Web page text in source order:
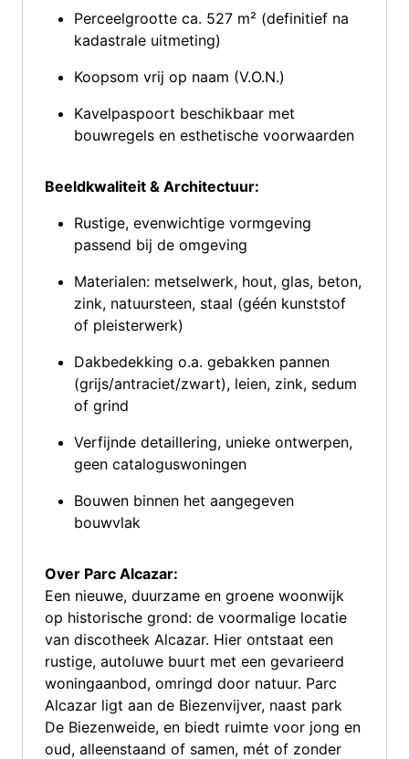
Perceelgrootte ca. 527 m² (definitief na
kadastrale uitmeting)
Koopsom vrij op naam (V.O.N.)
Kavelpaspoort beschikbaar met
bouwregels en esthetische voorwaarden
Beeldkwaliteit & Architectuur:
Rustige, evenwichtige vormgeving
passend bij de omgeving
Materialen: metselwerk, hout, glas, beton,
zink, natuursteen, staal (géén kunststof
of pleisterwerk)
Dakbedekking o.a. gebakken pannen
(grijs/antraciet/zwart), leien, zink, sedum
of grind
Verfijnde detaillering, unieke ontwerpen,
geen cataloguswoningen
Bouwen binnen het aangegeven
bouwvlak
Over Parc Alcazar:
Een nieuwe, duurzame en groene woonwijk
op historische grond: de voormalige locatie
van discotheek Alcazar. Hier ontstaat een
rustige, autoluwe buurt met een gevarieerd
woningaanbod, omringd door natuur. Parc
Alcazar ligt aan de Biezenvijver, naast park
De Biezenweide, en biedt ruimte voor jong en
oud, alleenstaand of samen, mét of zonder